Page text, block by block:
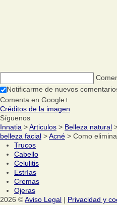
Notificarme de nuevos
Comenta en Google+
Créditos de la imagen
Síguenos
Innatia >Articulos > Belleza natural
belleza facial >Acné > Como
Trucos
Cabello
Celulitis
Estrías
Cremas
Ojeras
2026 ©Aviso Legal | Privacidad y